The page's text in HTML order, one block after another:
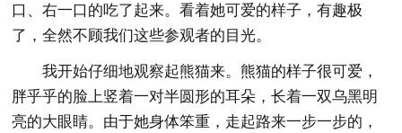
口、右一口的吃了起来。看着她可爱的样子，有趣极
了，全然不顾我们这些参观者的目光。
我开始仔细地观察起熊猫来。熊猫的样子很可爱，
胖乎乎的脸上竖着一对半圆形的耳朵，长着一双乌黑明
亮的大眼睛。由于她身体笨重，走起路来一步一步的，